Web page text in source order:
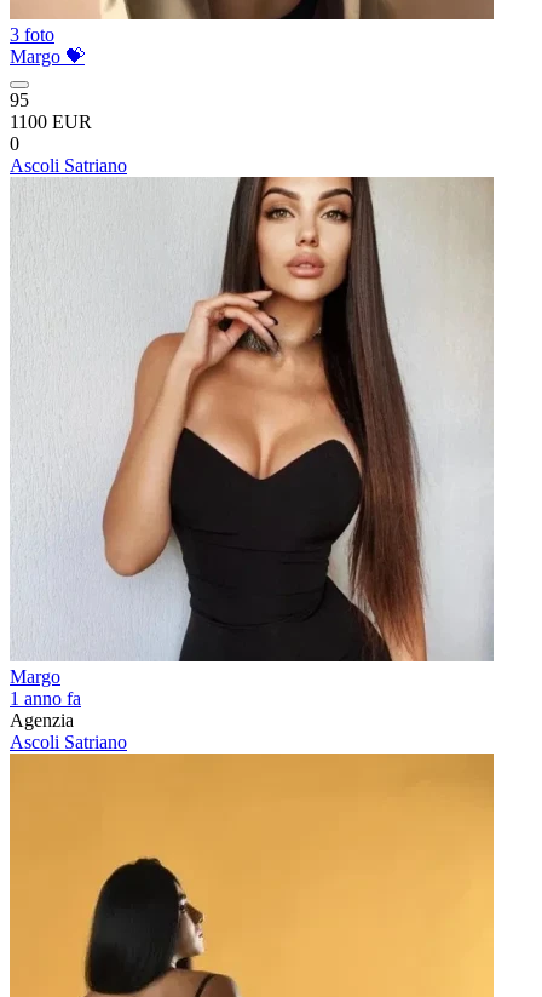
3 foto
Margo 💝
95
1100 EUR
0
Ascoli Satriano
Margo
1 anno fa
Agenzia
Ascoli Satriano